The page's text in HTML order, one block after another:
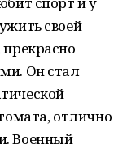
своей
Он стал
отлично
Военный